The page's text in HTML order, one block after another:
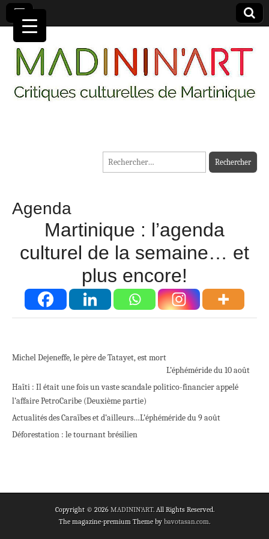
MADININ'ART
Rechercher :
Agenda
Martinique : l’agenda
culturel de la semaine… et
plus encore!
Michel Dejeneffe, le père de Tatayet, est mort
L’éphéméride du 10 août
Haïti : Il était une fois un vaste scandale politico-financier appelé
l’affaire PetroCaribe (Deuxième partie)
Actualités des Caraïbes et d’ailleurs…L’éphéméride du 9 août
Déforestation : le tournant brésilien
Copyright © 2026 MADININ'ART. All Rights Reserved.
The magazine-premium Theme by bavotasan.com.